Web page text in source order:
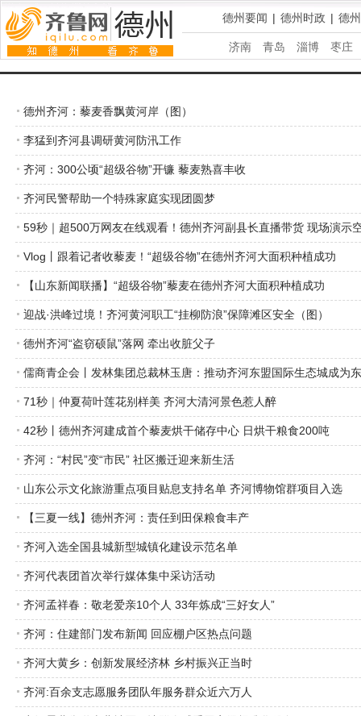
德州要闻 | 德州时政 | 德
济南 青岛 淄博 枣庄
德州齐河：藜麦香飘黄河岸（图）
李猛到齐河县调研黄河防汛工作
齐河：300公顷“超级谷物”开镰 藜麦熟喜丰收
齐河民警帮助一个特殊家庭实现团圆梦
59秒｜超500万网友在线观看！德州齐河副县长直播带货 现场演示
Vlog丨跟着记者收藜麦！“超级谷物”在德州齐河大面积种植成功
【山东新闻联播】“超级谷物”藜麦在德州齐河大面积种植成功
迎战·洪峰过境！齐河黄河职工“挂柳防浪”保障滩区安全（图）
德州齐河“盗窃硕鼠”落网 牵出收脏父子
儒商青企会丨发林集团总裁林玉唐：推动齐河东盟国际生态城成为东
71秒｜仲夏荷叶莲花别样美 齐河大清河景色惹人醉
42秒丨德州齐河建成首个藜麦烘干储存中心 日烘干粮食200吨
齐河：“村民”变“市民” 社区搬迁迎来新生活
山东公示文化旅游重点项目贴息支持名单 齐河博物馆群项目入选
【三夏一线】德州齐河：责任到田保粮食丰产
齐河入选全国县城新型城镇化建设示范名单
齐河代表团首次举行媒体集中采访活动
齐河孟祥春：敬老爱亲10个人 33年炼成“三好女人”
齐河：住建部门发布新闻 回应棚户区热点问题
齐河大黄乡：创新发展经济林 乡村振兴正当时
齐河:百余支志愿服务团队年服务群众近六万人